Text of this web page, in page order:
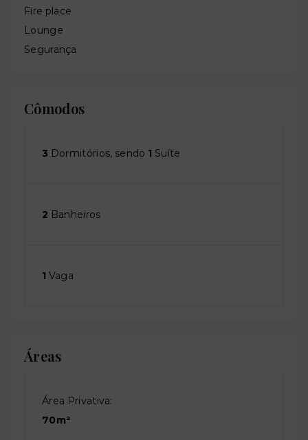
Fire place
Lounge
Segurança
Cômodos
3 Dormitórios, sendo 1 Suíte
2 Banheiros
1 Vaga
Áreas
Área Privativa:
70m²